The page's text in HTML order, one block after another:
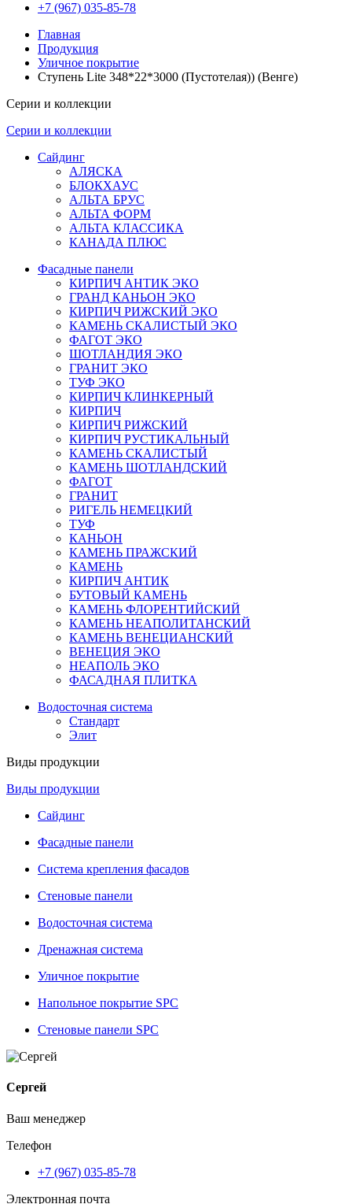
+7 (967) 035-85-78
Главная
Продукция
Уличное покрытие
Ступень Lite 348*22*3000 (Пустотелая)) (Венге)
Серии и коллекции
Серии и коллекции
Сайдинг
АЛЯСКА
БЛОКХАУС
АЛЬТА БРУС
АЛЬТА ФОРМ
АЛЬТА КЛАССИКА
КАНАДА ПЛЮС
Фасадные панели
КИРПИЧ АНТИК ЭКО
ГРАНД КАНЬОН ЭКО
КИРПИЧ РИЖСКИЙ ЭКО
КАМЕНЬ СКАЛИСТЫЙ ЭКО
ФАГОТ ЭКО
ШОТЛАНДИЯ ЭКО
ГРАНИТ ЭКО
ТУФ ЭКО
КИРПИЧ КЛИНКЕРНЫЙ
КИРПИЧ
КИРПИЧ РИЖСКИЙ
КИРПИЧ РУСТИКАЛЬНЫЙ
КАМЕНЬ СКАЛИСТЫЙ
КАМЕНЬ ШОТЛАНДСКИЙ
ФАГОТ
ГРАНИТ
РИГЕЛЬ НЕМЕЦКИЙ
ТУФ
КАНЬОН
КАМЕНЬ ПРАЖСКИЙ
КАМЕНЬ
КИРПИЧ АНТИК
БУТОВЫЙ КАМЕНЬ
КАМЕНЬ ФЛОРЕНТИЙСКИЙ
КАМЕНЬ НЕАПОЛИТАНСКИЙ
КАМЕНЬ ВЕНЕЦИАНСКИЙ
ВЕНЕЦИЯ ЭКО
НЕАПОЛЬ ЭКО
ФАСАДНАЯ ПЛИТКА
Водосточная система
Стандарт
Элит
Виды продукции
Виды продукции
Сайдинг
Фасадные панели
Система крепления фасадов
Стеновые панели
Водосточная система
Дренажная система
Уличное покрытие
Напольное покрытие SPC
Стеновые панели SPC
Сергей
Ваш менеджер
Телефон
+7 (967) 035-85-78
Электронная почта